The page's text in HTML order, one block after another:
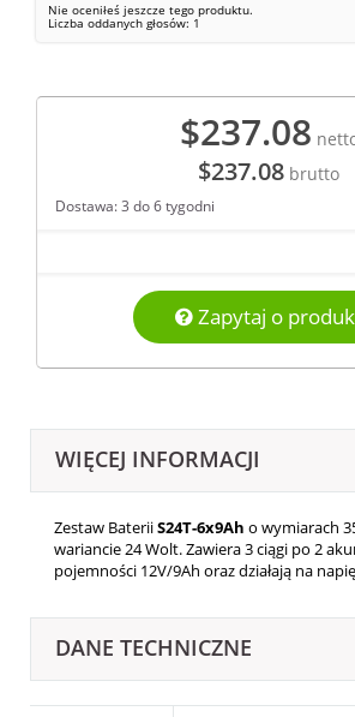
Nie oceniłeś jeszcze tego produktu.
Liczba oddanych głosów: 1
$237.08
$237.08 brutto
Dostawa: 3 do 6 tygodni
Zapytaj o
WIĘCEJ INFORMACJI
Zestaw BateriiS24T-6x9Ah o wymiarach
wariancie 24 Wolt. Zawiera 3 ciągi po 2
pojemności 12V/9Ah oraz działają na
DANE TECHNICZNE